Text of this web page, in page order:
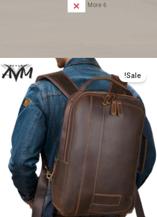
38 6 More
Sale!
המקורי
היה:
₪924.00.
המחיר
הנוכחי
הוא:
₪559.00.